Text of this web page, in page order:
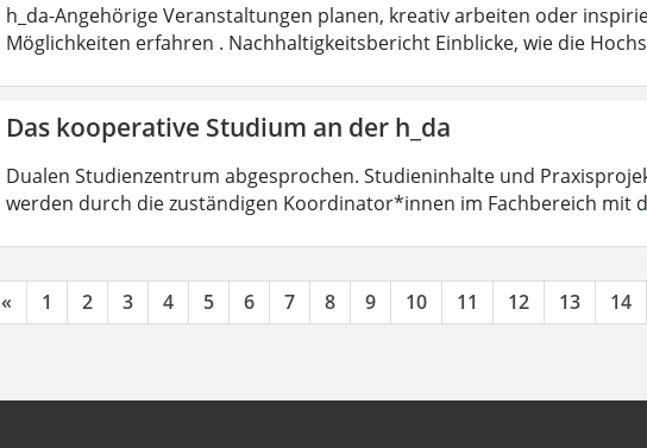
h_da-Angehörige Veranstaltungen planen, kreativ arbeiten oder
Möglichkeiten erfahren . Nachhaltigkeitsbericht Einblicke, wie die
Das kooperative Studium an der h_da
Dualen Studienzentrum abgesprochen. Studieninhalte und
werden durch die zuständigen Koordinator*innen im Fachbereich mit
« 1 2 3 4 5 6 7 8 9 10 11 12 13 14